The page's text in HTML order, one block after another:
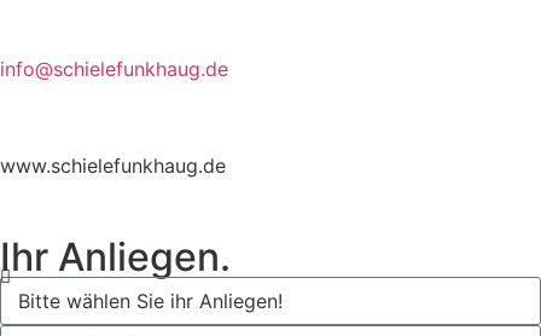
info@schielefunkhaug.de
www.schielefunkhaug.de
Ihr Anliegen.